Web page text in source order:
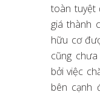
toàn tuyệt
giá thành
hữu cơ
cũng
bởi việc
bên cạnh